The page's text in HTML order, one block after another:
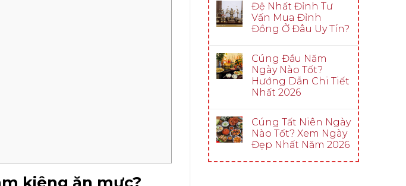
Đệ Nhất Đỉnh Tư
Vấn Mua Đỉnh
Đồng Ở Đâu Uy Tín?
Cúng Đầu Năm
Ngày Nào Tốt?
Hướng Dẫn Chi Tiết
Nhất 2026
Cúng Tất Niên Ngày
Nào Tốt? Xem Ngày
Đẹp Nhất Năm 2026